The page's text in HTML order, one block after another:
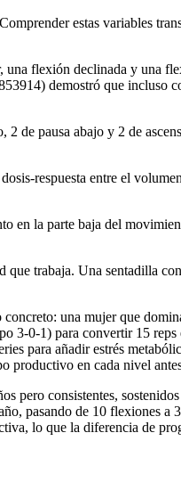
estas variables
flexión declinada y una
demostró que incluso
de pausa abajo y 2 de
respuesta entre el
en la parte baja del
trabaja. Una sentadilla
una mujer que
3-0-1) para convertir 15
para añadir estrés
en cada nivel
pero consistentes,
pasando de 10 flexiones a
lo que la diferencia de